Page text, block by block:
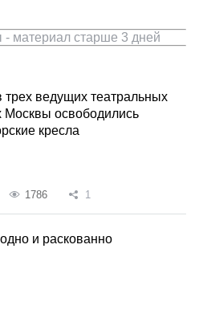
материал старше 3 дней
трех ведущих театральных
Москвы освободились
кресла
1786 1
и раскованно